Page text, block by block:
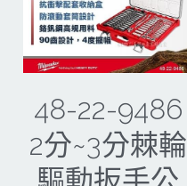
48-22-9486
2分~3分棘輪